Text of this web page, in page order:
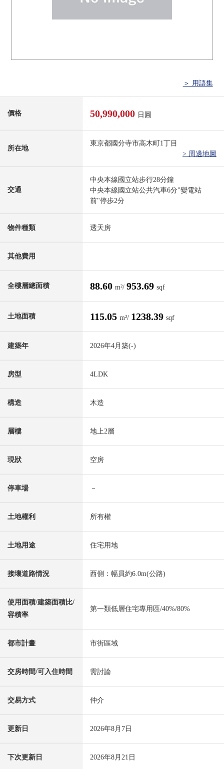
＞ 用語集
價格 50,990,000 日圓
所在地
東京都國分寺市高木町1丁目
> 周邊地圖
交通
中央本線國立站步行28分鐘
中央本線國立站公共汽車6分"變電站
前"停歩2分
物件種類 透天房
其他費用
全樓層總面積 88.60 m²/ 953.69 sqf
土地面積 115.05 m²/ 1238.39 sqf
建築年 2026年4月築(-)
房型 4LDK
構造 木造
層樓 地上2層
現狀 空房
停車場 －
土地權利 所有權
土地用途 住宅用地
接壤道路情況 西側：幅員約6.0m(公路)
使用面積/建築面積比/
容積率
第一類低層住宅專用區/40%/80%
都市計畫 市街區域
交房時間/可入住時間 需討論
交易方式 仲介
更新日 2026年8月7日
下次更新日 2026年8月21日